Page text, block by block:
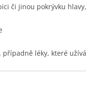
či jinou pokrývku
léky, které